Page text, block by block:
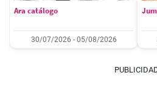
Ara catálogo
30/07/2026 - 05/08/2026